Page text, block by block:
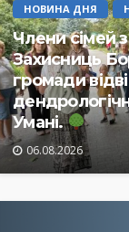
НОВИНА ДНЯ
Члени сімей
Захисниць
громади
Умані.
06.08.2026